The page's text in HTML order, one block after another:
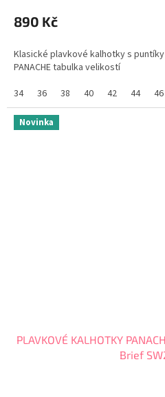
890 Kč
Klasické plavkové kalhotky s puntíky
PANACHE tabulka velikostí
34
36 38 40 42 44 46
Novinka
PLAVKOVÉ KALHOTKY
Brief